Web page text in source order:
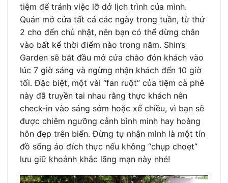
tiệm để tránh việc lỡ dở lịch trình của mình.
Quán mở cửa tất cả các ngày trong tuần, từ thứ
2 cho đến chủ nhật, nên bạn có thể dừng chân
vào bất kể thời điểm nào trong năm. Shin’s
Garden sẽ bắt đầu mở cửa chào đón khách vào
lúc 7 giờ sáng và ngừng nhận khách đến 10 giờ
tối. Đặc biệt, một vài “fan ruột” của tiệm cà phê
này đã truyền tai nhau rằng thực khách nên
check-in vào sáng sớm hoặc xế chiều, vì bạn sẽ
được chiêm ngưỡng cảnh bình minh hay hoàng
hôn đẹp trên biển. Đừng tự nhận mình là một tín
đồ sống ảo đích thực nếu không “chụp choẹt”
lưu giữ khoảnh khắc lãng mạn này nhé!